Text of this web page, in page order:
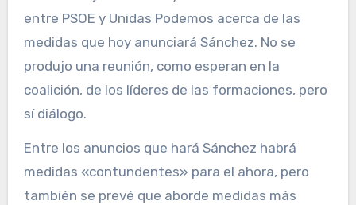
entre PSOE y Unidas Podemos acerca de las
medidas que hoy anunciará Sánchez. No se
produjo una reunión, como esperan en la
coalición, de los líderes de las formaciones, pero
sí diálogo.
Entre los anuncios que hará Sánchez habrá
medidas «contundentes» para el ahora, pero
también se prevé que aborde medidas más